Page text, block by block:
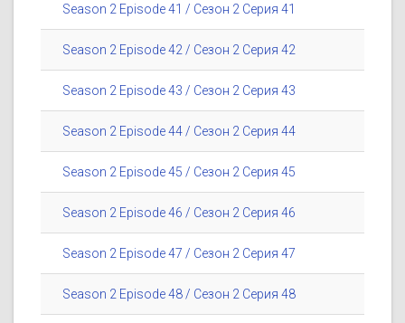
Season 2 Episode 41 / Сезон 2 Серия 41
Season 2 Episode 42 / Сезон 2 Серия 42
Season 2 Episode 43 / Сезон 2 Серия 43
Season 2 Episode 44 / Сезон 2 Серия 44
Season 2 Episode 45 / Сезон 2 Серия 45
Season 2 Episode 46 / Сезон 2 Серия 46
Season 2 Episode 47 / Сезон 2 Серия 47
Season 2 Episode 48 / Сезон 2 Серия 48